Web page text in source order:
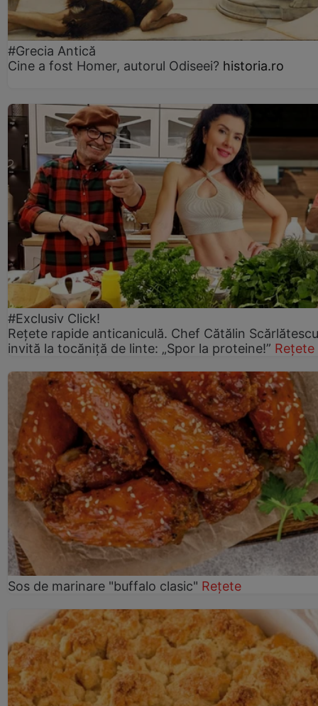
#Grecia Antică
Cine a fost Homer, autorul Odiseei? historia.ro
#Exclusiv Click!
Rețete rapide anticaniculă. Chef Cătălin
invită la tocăniță de linte: „Spor la proteine!” Rețete
Sos de marinare "buffalo clasic" Rețete